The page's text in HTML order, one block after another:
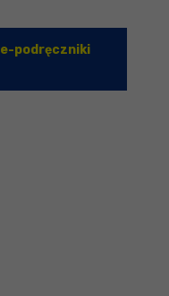
e-podręczniki